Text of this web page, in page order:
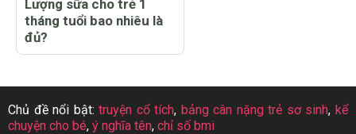
Lượng sữa cho trẻ 1
tháng tuổi bao nhiêu là
đủ?
Chủ đề nổi bật:truyện cổ tích, bảng cân nặng trẻ sơ sinh,kể
chuyện cho bé, ý nghĩa tên, chỉ số bmi